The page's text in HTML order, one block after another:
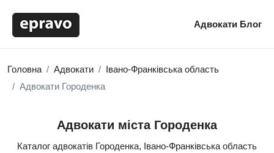
Адвокати Блог
Головна Адвокати
Івано-Франківська область
Адвокати Городенка
Адвокати міста Городенка
Каталог адвокатів Городенка, Івано-Франківська область